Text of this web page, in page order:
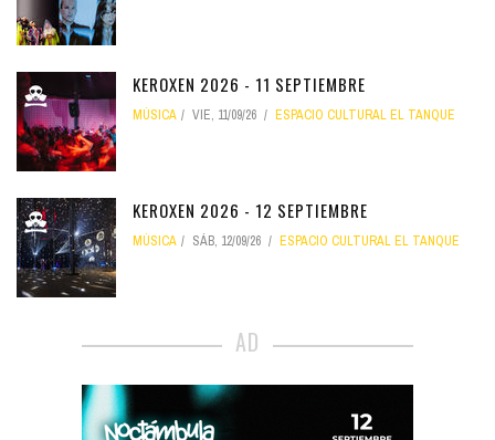
KEROXEN 2026 - 11 SEPTIEMBRE
MÚSICA VIE, 11/09/26 ESPACIO CULTURAL EL TANQUE
KEROXEN 2026 - 12 SEPTIEMBRE
MÚSICA SÁB, 12/09/26 ESPACIO CULTURAL EL TANQUE
AD